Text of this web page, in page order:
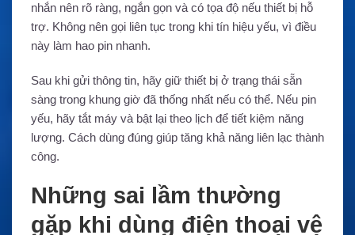
nhắn nên rõ ràng, ngắn gọn và có tọa độ nếu thiết bị hỗ
trợ. Không nên gọi liên tục trong khi tín hiệu yếu, vì điều
này làm hao pin nhanh.
Sau khi gửi thông tin, hãy giữ thiết bị ở trạng thái sẵn
sàng trong khung giờ đã thống nhất nếu có thể. Nếu pin
yếu, hãy tắt máy và bật lại theo lịch để tiết kiệm năng
lượng. Cách dùng đúng giúp tăng khả năng liên lạc thành
công.
Những sai lầm thường
gặp khi dùng điện thoại vệ